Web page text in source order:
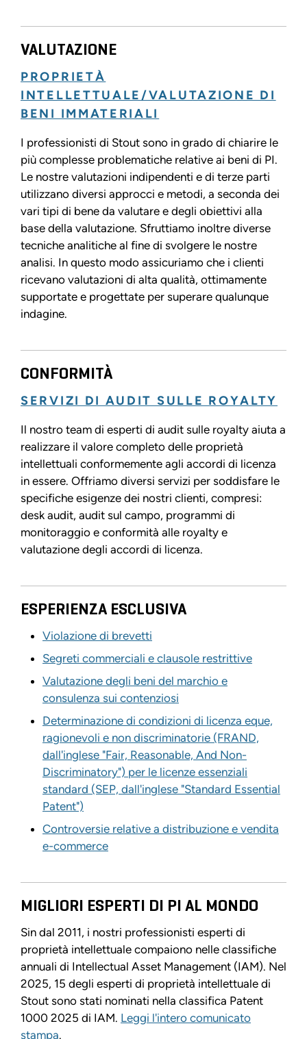
VALUTAZIONE
PROPRIETÀ
INTELLETTUALE/VALUTAZIONE DI
BENI IMMATERIALI
I professionisti di Stout sono in grado di chiarire le
più complesse problematiche relative ai beni di PI.
Le nostre valutazioni indipendenti e di terze parti
utilizzano diversi approcci e metodi, a seconda dei
vari tipi di bene da valutare e degli obiettivi alla
base della valutazione. Sfruttiamo inoltre diverse
tecniche analitiche al fine di svolgere le nostre
analisi. In questo modo assicuriamo che i clienti
ricevano valutazioni di alta qualità, ottimamente
supportate e progettate per superare qualunque
indagine.
CONFORMITÀ
SERVIZI DI AUDIT SULLE ROYALTY
Il nostro team di esperti di audit sulle royalty aiuta a
realizzare il valore completo delle proprietà
intellettuali conformemente agli accordi di licenza
in essere. Offriamo diversi servizi per soddisfare le
specifiche esigenze dei nostri clienti, compresi:
desk audit, audit sul campo, programmi di
monitoraggio e conformità alle royalty e
valutazione degli accordi di licenza.
ESPERIENZA ESCLUSIVA
Violazione di brevetti
Segreti commerciali e clausole restrittive
Valutazione degli beni del marchio e
consulenza sui contenziosi
Determinazione di condizioni di licenza eque,
ragionevoli e non discriminatorie (FRAND,
dall'inglese "Fair, Reasonable, And Non-
Discriminatory") per le licenze essenziali
standard (SEP, dall'inglese "Standard Essential
Patent")
Controversie relative a distribuzione e vendita
e-commerce
MIGLIORI ESPERTI DI PI AL MONDO
Sin dal 2011, i nostri professionisti esperti di
proprietà intellettuale compaiono nelle classifiche
annuali di Intellectual Asset Management (IAM). Nel
2025, 15 degli esperti di proprietà intellettuale di
Stout sono stati nominati nella classifica Patent
1000 2025 di IAM. Leggi l'intero comunicato
stampa.